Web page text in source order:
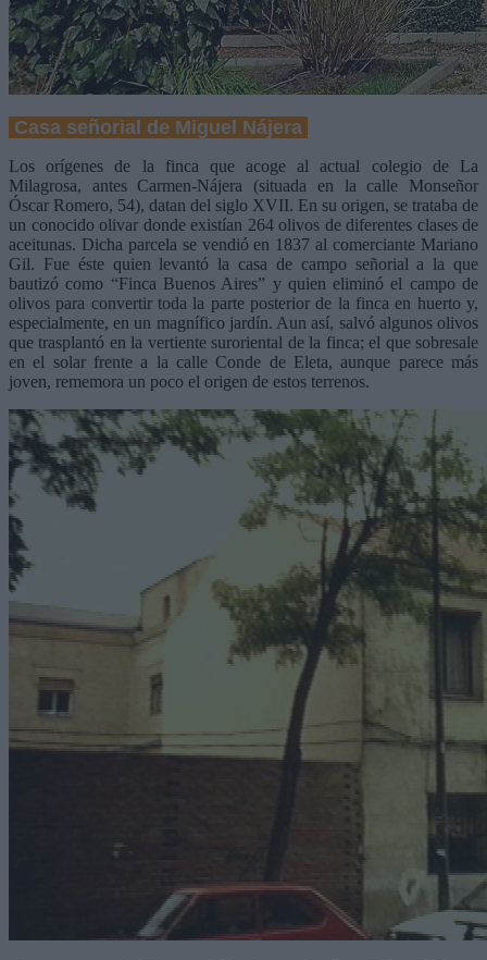
Casa señorial de Miguel Nájera
Los orígenes de la finca que acoge al actual colegio de La
Milagrosa, antes Carmen-Nájera (situada en la calle Monseñor
Óscar Romero, 54), datan del siglo XVII. En su origen, se trataba de
un conocido olivar donde existían 264 olivos de diferentes clases de
aceitunas. Dicha parcela se vendió en 1837 al comerciante Mariano
Gil. Fue éste quien levantó la casa de campo señorial a la que
bautizó como “Finca Buenos Aires” y quien eliminó el campo de
olivos para convertir toda la parte posterior de la finca en huerto y,
especialmente, en un magnífico jardín. Aun así, salvó algunos olivos
que trasplantó en la vertiente suroriental de la finca; el que sobresale
en el solar frente a la calle Conde de Eleta, aunque parece más
joven, rememora un poco el origen de estos terrenos.